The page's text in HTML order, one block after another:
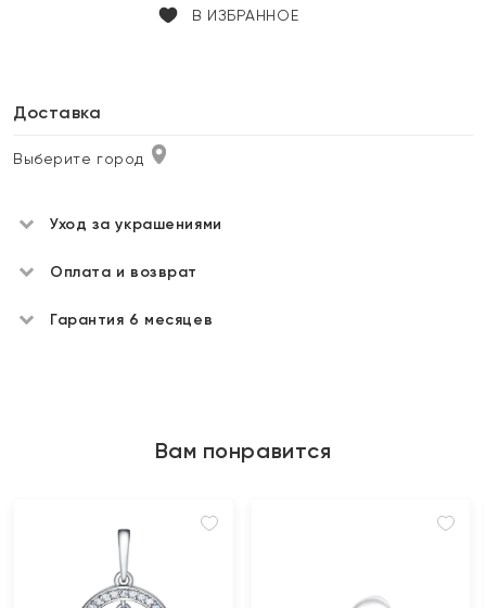
В ИЗБРАННОЕ
Доставка
Выберите город
Уход за украшениями
Оплата и возврат
Гарантия 6 месяцев
Вам понравится